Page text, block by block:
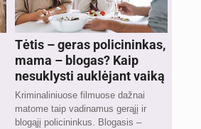
Tėtis – geras policininkas,
mama – blogas? Kaip
nesuklysti auklėjant vaiką
Kriminaliniuose filmuose dažnai
matome taip vadinamus gerąjį ir
blogąjį policininkus. Blogasis –